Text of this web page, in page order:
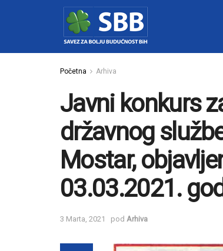
Početna Arhiva
Javni konkurs
državnog
Mostar,
03.03.2021.
3 Marta, 2021 pod Arhiva